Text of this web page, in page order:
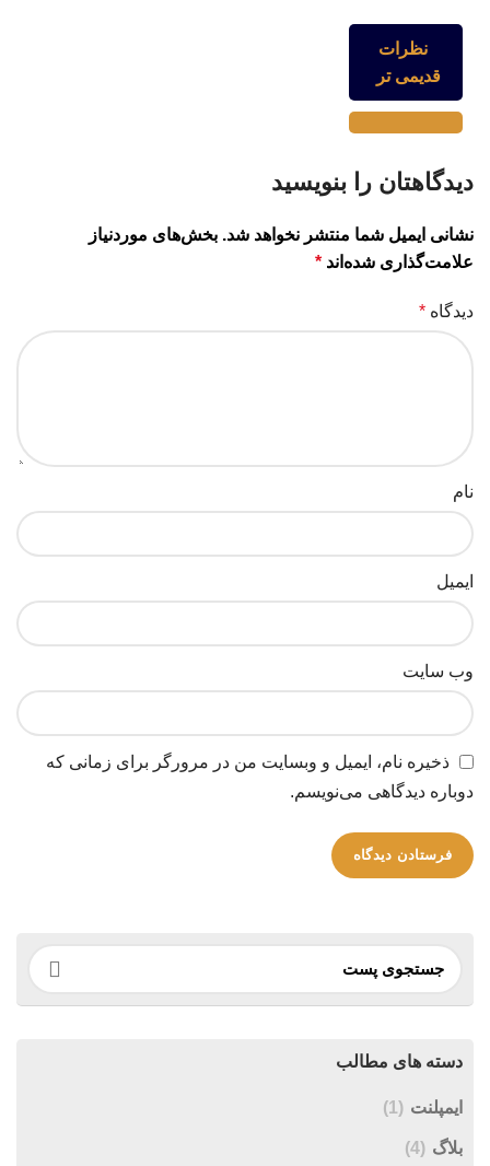
ناوبری نظر
نظرات
قدیمی تر
دیدگاهتان را بنویسید
نشانی ایمیل شما منتشر نخواهد شد. بخش‌های موردنیاز
علامت‌گذاری شده‌اند *
دیدگاه *
نام
ایمیل
وب‌ سایت
ذخیره نام، ایمیل و وبسایت من در مرورگر برای زمانی که
دوباره دیدگاهی می‌نویسم.
دسته های مطالب
ایمپلنت (1)
بلاگ (4)